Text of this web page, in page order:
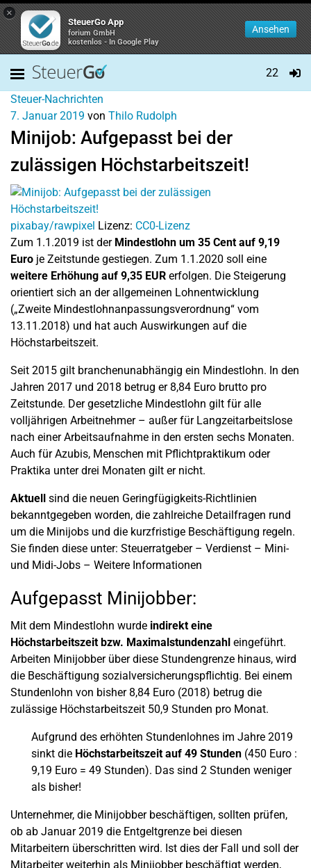
×
SteuerGo App
forium GmbH
kostenlos - In Google Play
Ansehen
22
Steuer-Nachrichten
7. Januar 2019 von Thilo Rudolph
Minijob: Aufgepasst bei der
zulässigen Höchstarbeitszeit!
pixabay/rawpixel Lizenz: CC0-Lizenz
Zum 1.1.2019 ist der Mindestlohn um 35 Cent auf 9,19
Euro je Zeitstunde gestiegen. Zum 1.1.2020 soll eine
weitere Erhöhung auf 9,35 EUR erfolgen. Die Steigerung
orientiert sich an der allgemeinen Lohnentwicklung
(„Zweite Mindestlohnanpassungsverordnung“ vom
13.11.2018) und hat auch Auswirkungen auf die
Höchstarbeitszeit.
Seit 2015 gilt branchenunabhängig ein Mindestlohn. In den
Jahren 2017 und 2018 betrug er 8,84 Euro brutto pro
Zeitstunde. Der gesetzliche Mindestlohn gilt für alle
volljährigen Arbeitnehmer – außer für Langzeitarbeitslose
nach einer Arbeitsaufnahme in den ersten sechs Monaten.
Auch für Azubis, Menschen mit Pflichtpraktikum oder
Praktika unter drei Monaten gilt er nicht.
Aktuell sind die neuen Geringfügigkeits-Richtlinien
bekanntgegeben worden, die zahlreiche Detailfragen rund
um die Minijobs und die kurzfristige Beschäftigung regeln.
Sie finden diese unter: Steuerratgeber – Verdienst – Mini-
und Midi-Jobs – Weitere Informationen
Aufgepasst Minijobber:
Mit dem Mindestlohn wurde indirekt eine
Höchstarbeitszeit bzw. Maximalstundenzahl eingeführt.
Arbeiten Minijobber über diese Stundengrenze hinaus, wird
die Beschäftigung sozialversicherungspflichtig. Bei einem
Stundenlohn von bisher 8,84 Euro (2018) betrug die
zulässige Höchstarbeitszeit 50,9 Stunden pro Monat.
Aufgrund des erhöhten Stundenlohnes im Jahre 2019
sinkt die Höchstarbeitszeit auf 49 Stunden (450 Euro :
9,19 Euro = 49 Stunden). Das sind 2 Stunden weniger
als bisher!
Unternehmer, die Minijobber beschäftigen, sollten prüfen,
ob ab Januar 2019 die Entgeltgrenze bei diesen
Mitarbeitern überschritten wird. Ist dies der Fall und soll der
Mitarbeiter weiterhin als Minijobber beschäftigt werden,